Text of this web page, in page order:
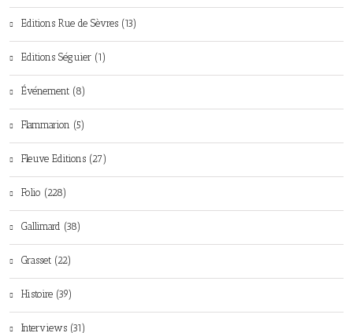
Editions Rue de Sèvres (13)
Editions Séguier (1)
Événement (8)
Flammarion (5)
Fleuve Editions (27)
Folio (228)
Gallimard (38)
Grasset (22)
Histoire (39)
Interviews (31)